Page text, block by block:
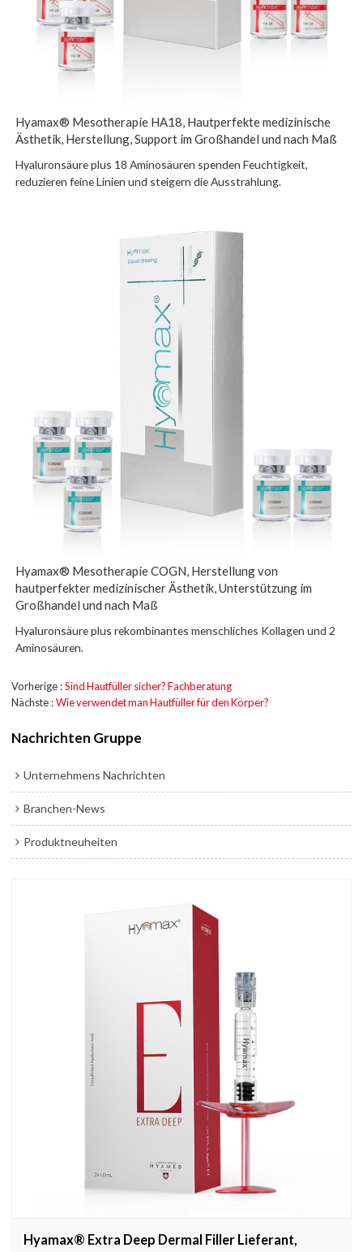
Hyamax® Mesotherapie HA18, Hautperfekte medizinische
Ästhetik, Herstellung, Support im Großhandel und nach Maß
Hyaluronsäure plus 18 Aminosäuren spenden Feuchtigkeit,
reduzieren feine Linien und steigern die Ausstrahlung.
Hyamax® Mesotherapie COGN, Herstellung von
hautperfekter medizinischer Ästhetik, Unterstützung im
Großhandel und nach Maß
Hyaluronsäure plus rekombinantes menschliches Kollagen und 2
Aminosäuren.
Vorherige Sind Hautfüller sicher? Fachberatung
Nächste Wie verwendet man Hautfüller für den Körper?
Nachrichten Gruppe
Unternehmens Nachrichten
Branchen-News
Produktneuheiten
Hyamax® Extra Deep Dermal Filler Lieferant,